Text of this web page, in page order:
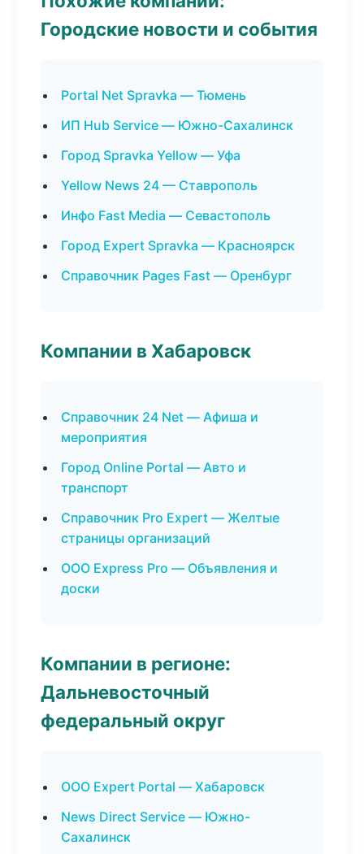
Городские новости и события
Portal Net Spravka — Тюмень
ИП Hub Service — Южно-Сахалинск
Город Spravka Yellow — Уфа
Yellow News 24 — Ставрополь
Инфо Fast Media — Севастополь
Город Expert Spravka — Красноярск
Справочник Pages Fast — Оренбург
Компании в Хабаровск
Справочник 24 Net — Афиша и
мероприятия
Город Online Portal — Авто и
транспорт
Справочник Pro Expert — Желтые
страницы организаций
ООО Express Pro — Объявления и
доски
Компании в регионе:
Дальневосточный
федеральный округ
ООО Expert Portal — Хабаровск
News Direct Service — Южно-
Сахалинск